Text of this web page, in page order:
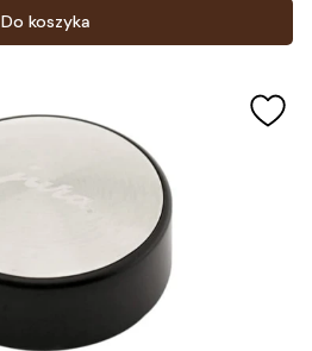
Do koszyka